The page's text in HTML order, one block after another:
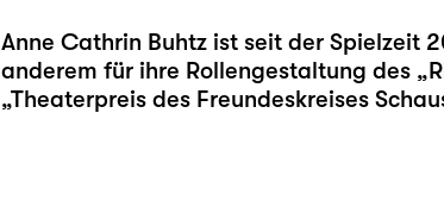
Anne Cathrin Buhtz ist seit der Spielzeit
anderem für ihre Rollengestaltung des
„Theaterpreis des Freundeskreises